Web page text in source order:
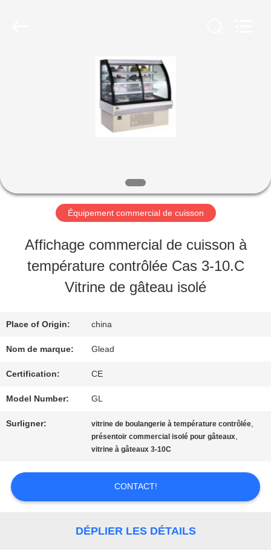
VIDÉOS
SPECTACLE
À
PROPOS
DE
NOUS
VISITE
DE
Équipement commercial de cuisson
Affichage commercial de cuisson à
température contrôlée Cas 3-10.C
Vitrine de gâteau isolé
Place of Origin: china
Nom de marque: Glead
Certification: CE
Model Number: GL
Surligner: vitrine de boulangerie à température contrôlée,
présentoir commercial isolé pour gâteaux,
vitrine à gâteaux 3-10C
CONTACT!
DÉPLIER LES DÉTAILS